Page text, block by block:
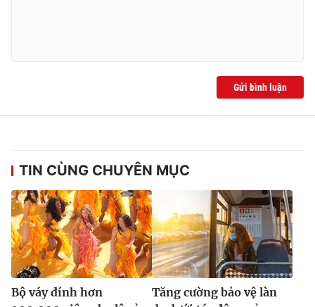
Gửi bình luận
TIN CÙNG CHUYÊN MỤC
Bộ váy đính hơn
Tăng cường bảo vệ làn